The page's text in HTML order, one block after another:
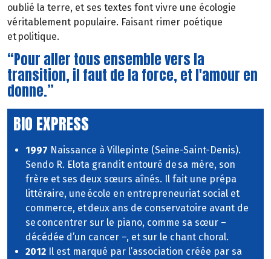
oublié la terre, et ses textes font vivre une écologie
véritablement populaire. Faisant rimer poétique
et politique.
“Pour aller tous ensemble vers la
transition, il faut de la force, et l'amour en
donne.”
BIO EXPRESS
1997 Naissance à Villepinte (Seine-Saint-Denis).
Sendo R. Elota grandit entouré de sa mère, son
frère et ses deux sœurs aînés. Il fait une prépa
littéraire, une école en entrepreneuriat social et
commerce, et deux ans de conservatoire avant de
se concentrer sur le piano, comme sa sœur –
décédée d’un cancer –, et sur le chant choral.
2012 Il est marqué par l’association créée par sa